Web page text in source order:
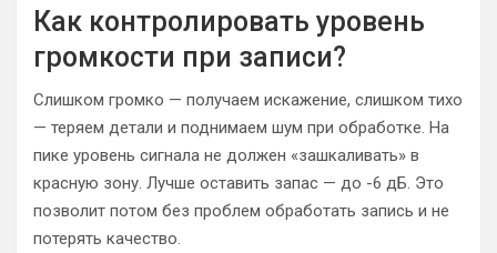
Как контролировать уровень
громкости при записи?
Слишком громко — получаем искажение, слишком тихо
— теряем детали и поднимаем шум при обработке. На
пике уровень сигнала не должен «зашкаливать» в
красную зону. Лучше оставить запас — до -6 дБ. Это
позволит потом без проблем обработать запись и не
потерять качество.